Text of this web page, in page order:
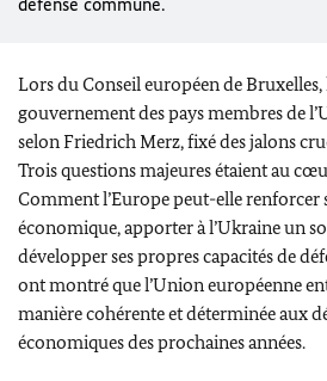
Lors du Conseil européen de Bruxelles,
gouvernement des pays membres de
selon Friedrich Merz, fixé des jalons
Trois questions majeures étaient au
Comment l’Europe peut-elle renforcer
économique, apporter à l’Ukraine un
développer ses propres capacités de
ont montré que l’Union européenne
manière cohérente et déterminée aux
économiques des prochaines années.